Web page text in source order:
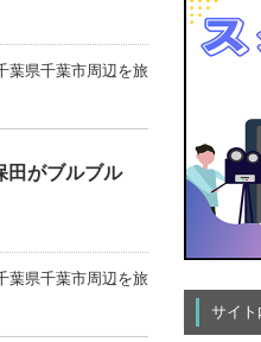
葉県千葉市周辺を旅
田がブルブル
葉県千葉市周辺を旅
サイト